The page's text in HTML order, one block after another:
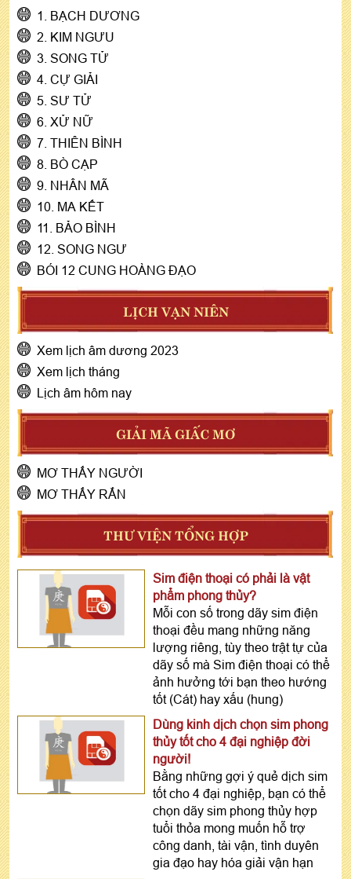
1. BẠCH DƯƠNG
2. KIM NGƯU
3. SONG TỬ
4. CỰ GIẢI
5. SƯ TỬ
6. XỬ NỮ
7. THIÊN BÌNH
8. BÒ CẠP
9. NHÂN MÃ
10. MA KẾT
11. BẢO BÌNH
12. SONG NGƯ
BÓI 12 CUNG HOÀNG ĐẠO
LỊCH VẠN NIÊN
Xem lịch âm dương 2023
Xem lịch tháng
Lịch âm hôm nay
GIẢI MÃ GIẤC MƠ
MƠ THẤY NGƯỜI
MƠ THẤY RẮN
THƯ VIỆN TỔNG HỢP
Sim điện thoại có phải là vật
phẩm phong thủy?
Mỗi con số trong dãy sim điện
thoại đều mang những năng
lượng riêng, tùy theo trật tự của
dãy số mà Sim điện thoại có thể
ảnh hưởng tới bạn theo hướng
tốt (Cát) hay xấu (hung)
Dùng kinh dịch chọn sim phong
thủy tốt cho 4 đại nghiệp đời
người!
Bằng những gợi ý quẻ dịch sim
tốt cho 4 đại nghiệp, bạn có thể
chọn dãy sim phong thủy hợp
tuổi thỏa mong muốn hỗ trợ
công danh, tài vận, tình duyên
gia đạo hay hóa giải vận hạn